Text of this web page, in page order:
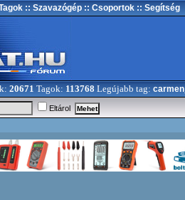
:: Szavazógép :: Csoportok :: Segítség
20671 Tagok: 113768 Legújabb tag:
Eltárol